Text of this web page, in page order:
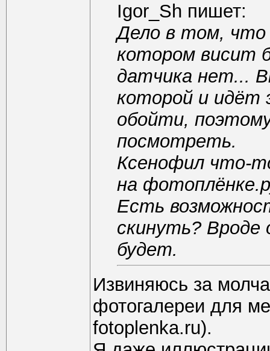
Igor_Sh пишет:
Дело в том, что
котором висит
датчика нет...
которой и идёт
обойти,
посмотреть.
Ксенофил что-
на
Есть
скинуть?
будет.
Извиняюсь за
фотогалереи для
fotoplenka.ru).